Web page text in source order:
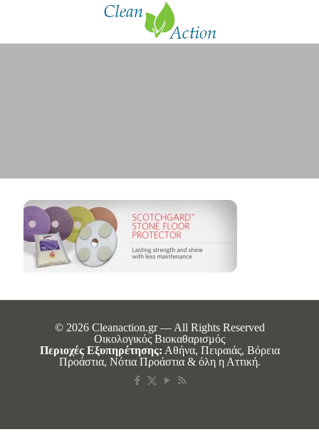
© 2026 Cleanaction.gr — All Rights Reserved
Οικολογικός Βιοκαθαρισμός
Περιοχές Εξυπηρέτησης: Αθήνα, Πειραιάς, Βόρεια
Προάστια, Νότια Προάστια & όλη η Αττική.